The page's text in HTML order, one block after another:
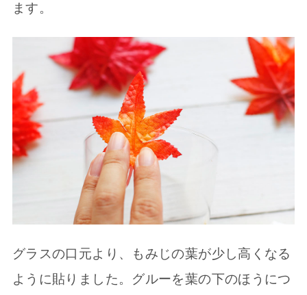
ます。
グラスの口元より、もみじの葉が少し高くなる
ように貼りました。グルーを葉の下のほうにつ